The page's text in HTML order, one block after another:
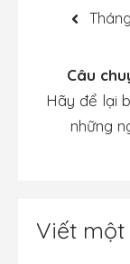
Câu
Hãy để lại
những
Viết một